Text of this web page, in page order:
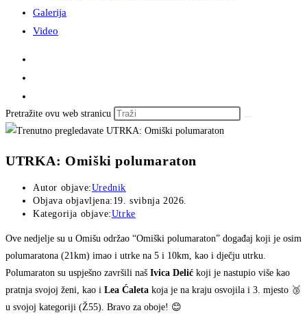
Galerija
Video
Pretražite ovu web stranicu
UTRKA: Omiški polumaraton
Autor objave:Urednik
Objava objavljena: 19. svibnja 2026.
Kategorija objave:Utrke
Ove nedjelje su u Omišu održao “Omiški polumaraton” događaj koji je osim
polumaratona (21km) imao i utrke na 5 i 10km, kao i dječju utrku.
Polumaraton su uspješno završili naš Ivica Delić koji je nastupio više kao
pratnja svojoj ženi, kao i Lea Ćaleta koja je na kraju osvojila i 3. mjesto 🥉
u svojoj kategoriji (Ž55). Bravo za oboje! 😊